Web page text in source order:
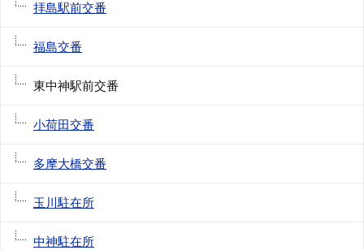
拝島駅前交番
福島交番
東中神駅前交番
小荷田交番
多摩大橋交番
玉川駐在所
中神駐在所